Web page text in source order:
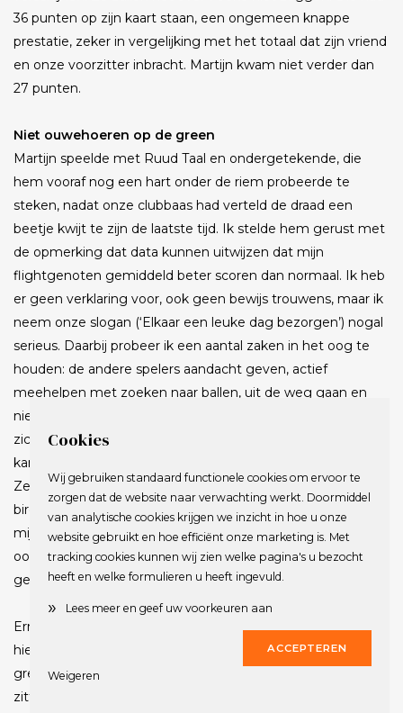
36 punten op zijn kaart staan, een ongemeen knappe
prestatie, zeker in vergelijking met het totaal dat zijn vriend
en onze voorzitter inbracht. Martijn kwam niet verder dan
27 punten.
Niet ouwehoeren op de green
Martijn speelde met Ruud Taal en ondergetekende, die
hem vooraf nog een hart onder de riem probeerde te
steken, nadat onze clubbaas had verteld de draad een
beetje kwijt te zijn de laatste tijd. Ik stelde hem gerust met
de opmerking dat data kunnen uitwijzen dat mijn
flightgenoten gemiddeld beter scoren dan normaal. Ik heb
er geen verklaring voor, ook geen bewijs trouwens, maar ik
neem onze slogan (‘Elkaar een leuke dag bezorgen’) nogal
serieus. Daarbij probeer ik een aantal zaken in het oog te
houden: de andere spelers aandacht geven, actief
meehelpen met zoeken naar ballen, uit de weg gaan en
niet ouwehoeren op de green, de vlag niet hinderlijk in het
zicht leggen, positieve opmerkingen maken, niet hardop
kankeren na een misslag, etc. Het leek ook nu te werken.
Zelf begon ik met een vette streep, maar Martijn met een
birdie! Helaas voor hem moest ik de rest van de middag
mijn telepathische hulp exclusief aan Ruud gunnen, die dan
ook met een score thuis kwam die hij in tien jaar niet had
gehaald.
Ernstiger nu: de baan lag er geweldig bij, wat een genot
hier te spelen, in de zon, met strakke fairways en superieure
greens. Edwin Klave van de Hoge Kleij kwam er even bij
zitten om zelf ook de loftrompet te steken over de baan.
Cookies
Wij gebruiken standaard functionele cookies om ervoor te
zorgen dat de website naar verwachting werkt. Doormiddel
van analytische cookies krijgen we inzicht in hoe u onze
website gebruikt en hoe efficiënt onze marketing is. Met
tracking cookies kunnen wij zien welke pagina's u bezocht
heeft en welke formulieren u heeft ingevuld.
» Lees meer en geef uw voorkeuren aan
ACCEPTEREN
Weigeren